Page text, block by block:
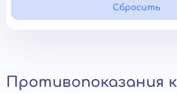
Сбросить
Противопоказания к